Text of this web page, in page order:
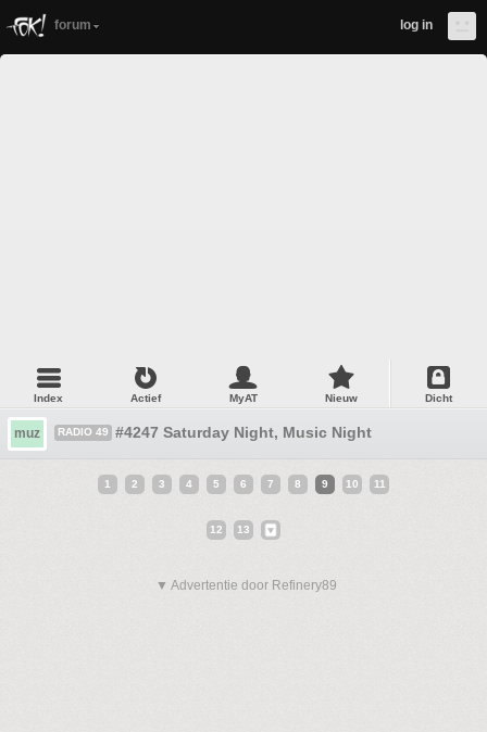
forum log in
Index Actief MyAT Nieuw Dicht
muz RADIO 49 #4247 Saturday Night, Music Night
1 2 3 4 5 6 7 8 9 10 11
12 13
▼ Advertentie door Refinery89